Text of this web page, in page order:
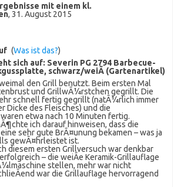
mit einem kl.
, 31. August 2015
(Was ist das?)
sich auf: Severin PG 2794 Barbecue-
schwarz/weiÃ (Gartenartikel)
den Grill benutzt. Beim ersten Mal
und GrillwÃ¼rstchen gegrillt. Die
schnell fertig gegrillt (natÃ¼rlich immer
Dicke des Fleisches) und die
etwa nach 10 Minuten fertig.
ich darauf hinweisen, dass die
sehr gute BrÃ¤unung bekamen – was ja
gewÃ¤hrleistet ist.
diesem ersten Grillversuch war denkbar
– die weiÃe Keramik-Grillauflage
stellen, mehr war nicht
war die Grillauflage hervorragend